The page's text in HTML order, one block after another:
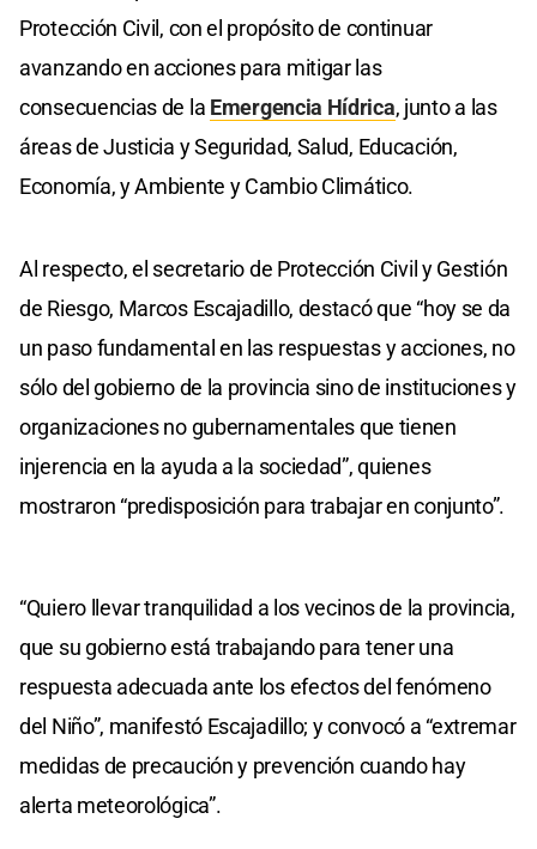
Protección Civil, con el propósito de continuar
avanzando en acciones para mitigar las
consecuencias de la Emergencia Hídrica, junto a las
áreas de Justicia y Seguridad, Salud, Educación,
Economía, y Ambiente y Cambio Climático.
Al respecto, el secretario de Protección Civil y Gestión
de Riesgo, Marcos Escajadillo, destacó que “hoy se da
un paso fundamental en las respuestas y acciones, no
sólo del gobierno de la provincia sino de instituciones y
organizaciones no gubernamentales que tienen
injerencia en la ayuda a la sociedad”, quienes
mostraron “predisposición para trabajar en conjunto”.
“Quiero llevar tranquilidad a los vecinos de la provincia,
que su gobierno está trabajando para tener una
respuesta adecuada ante los efectos del fenómeno
del Niño”, manifestó Escajadillo; y convocó a “extremar
medidas de precaución y prevención cuando hay
alerta meteorológica”.